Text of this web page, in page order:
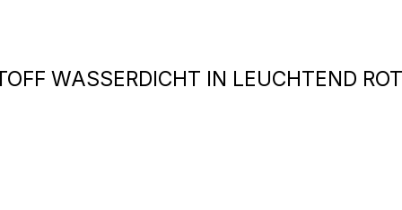
WASSERDICHT IN LEUCHTEND